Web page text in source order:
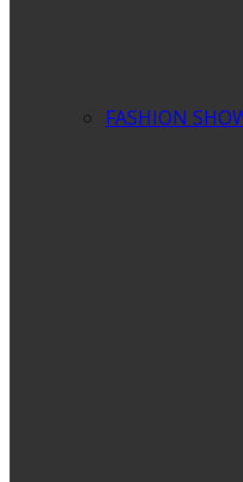
FASHION